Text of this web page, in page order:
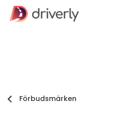
Förbudsmärken